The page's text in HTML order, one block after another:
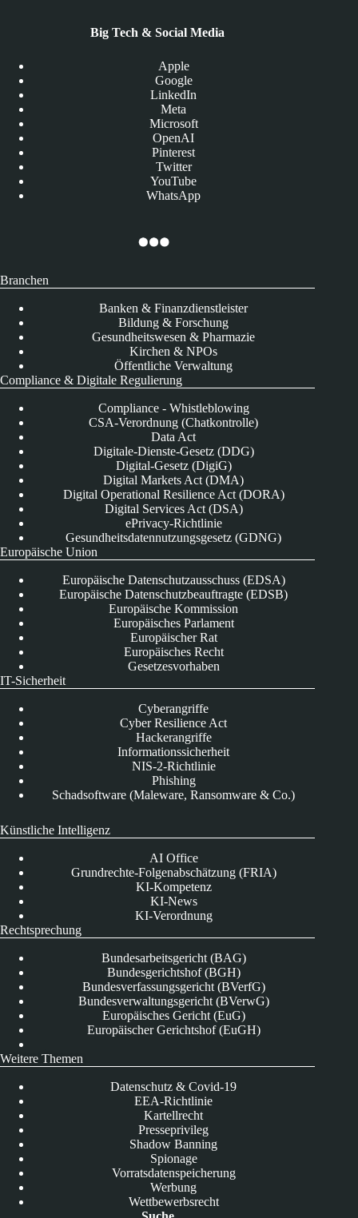
Big Tech & Social Media
Apple
Google
LinkedIn
Meta
Microsoft
OpenAI
Pinterest
Twitter
YouTube
WhatsApp
Branchen
Banken & Finanzdienstleister
Bildung & Forschung
Gesundheitswesen & Pharmazie
Kirchen & NPOs
Öffentliche Verwaltung
Compliance & Digitale Regulierung
Compliance - Whistleblowing
CSA-Verordnung (Chatkontrolle)
Data Act
Digitale-Dienste-Gesetz (DDG)
Digital-Gesetz (DigiG)
Digital Markets Act (DMA)
Digital Operational Resilience Act (DORA)
Digital Services Act (DSA)
ePrivacy-Richtlinie
Gesundheitsdatennutzungsgesetz (GDNG)
Europäische Union
Europäische Datenschutzausschuss (EDSA)
Europäische Datenschutzbeauftragte (EDSB)
Europäische Kommission
Europäisches Parlament
Europäischer Rat
Europäisches Recht
Gesetzesvorhaben
IT-Sicherheit
Cyberangriffe
Cyber Resilience Act
Hackerangriffe
Informationssicherheit
NIS-2-Richtlinie
Phishing
Schadsoftware (Maleware, Ransomware & Co.)
Künstliche Intelligenz
AI Office
Grundrechte-Folgenabschätzung (FRIA)
KI-Kompetenz
KI-News
KI-Verordnung
Rechtsprechung
Bundesarbeitsgericht (BAG)
Bundesgerichtshof (BGH)
Bundesverfassungsgericht (BVerfG)
Bundesverwaltungsgericht (BVerwG)
Europäisches Gericht (EuG)
Europäischer Gerichtshof (EuGH)
Weitere Themen
Datenschutz & Covid-19
EEA-Richtlinie
Kartellrecht
Presseprivileg
Shadow Banning
Spionage
Vorratsdatenspeicherung
Werbung
Wettbewerbsrecht